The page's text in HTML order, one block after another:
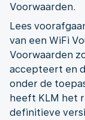
Voorwaarden.
Lees
van een WiFi
Voorwaarden
accepteert en
onder de
heeft KLM het
definitieve